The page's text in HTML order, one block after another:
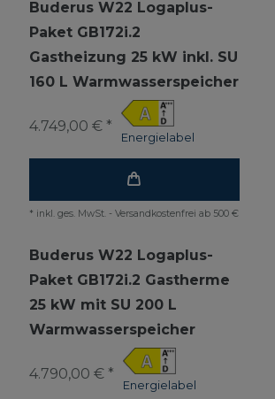
Buderus W22 Logaplus-
Paket GB172i.2
Gastheizung 25 kW inkl. SU
160 L Warmwasserspeicher
Energielabel
4.749,00 € *
* inkl. ges. MwSt. - Versandkostenfrei ab 500 €
Buderus W22 Logaplus-
Paket GB172i.2 Gastherme
25 kW mit SU 200 L
Warmwasserspeicher
Energielabel
4.790,00 € *